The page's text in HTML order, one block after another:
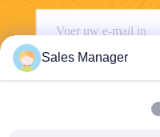
Sales Manager